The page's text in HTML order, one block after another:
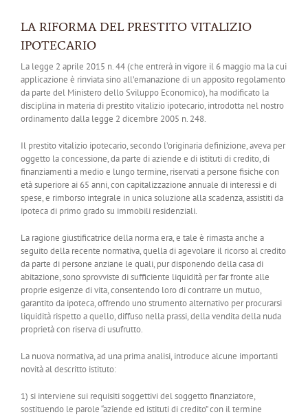
LA RIFORMA DEL PRESTITO VITALIZIO
IPOTECARIO
La legge 2 aprile 2015 n. 44 (che entrerà in vigore il 6 maggio ma la cui
applicazione è rinviata sino all’emanazione di un apposito regolamento
da parte del Ministero dello Sviluppo Economico), ha modificato la
disciplina in materia di prestito vitalizio ipotecario, introdotta nel nostro
ordinamento dalla legge 2 dicembre 2005 n. 248.
Il prestito vitalizio ipotecario, secondo l’originaria definizione, aveva per
oggetto la concessione, da parte di aziende e di istituti di credito, di
finanziamenti a medio e lungo termine, riservati a persone fisiche con
età superiore ai 65 anni, con capitalizzazione annuale di interessi e di
spese, e rimborso integrale in unica soluzione alla scadenza, assistiti da
ipoteca di primo grado su immobili residenziali.
La ragione giustificatrice della norma era, e tale è rimasta anche a
seguito della recente normativa, quella di agevolare il ricorso al credito
da parte di persone anziane le quali, pur disponendo della casa di
abitazione, sono sprovviste di sufficiente liquidità per far fronte alle
proprie esigenze di vita, consentendo loro di contrarre un mutuo,
garantito da ipoteca, offrendo uno strumento alternativo per procurarsi
liquidità rispetto a quello, diffuso nella prassi, della vendita della nuda
proprietà con riserva di usufrutto.
La nuova normativa, ad una prima analisi, introduce alcune importanti
novità al descritto istituto:
1) si interviene sui requisiti soggettivi del soggetto finanziatore,
sostituendo le parole “aziende ed istituti di credito” con il termine